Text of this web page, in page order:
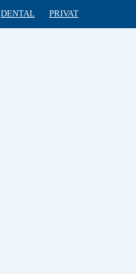
DENTAL PRIVAT